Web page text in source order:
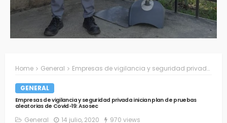
Home General Empresas de vigilancia y seguridad privada inician plan de pruebas aleatorias de Covid-19: Asosec
GENERAL
Empresas de vigilancia y seguridad privada inician plan de pruebas
aleatorias de Covid-19: Asosec
General 14 julio, 2020 970 views